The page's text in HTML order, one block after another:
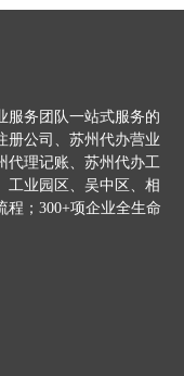
服务团队一站式服务的
册公司、苏州代办营业
代理记账、苏州代办工
工业园区、吴中区、相
程；300+项企业全生命